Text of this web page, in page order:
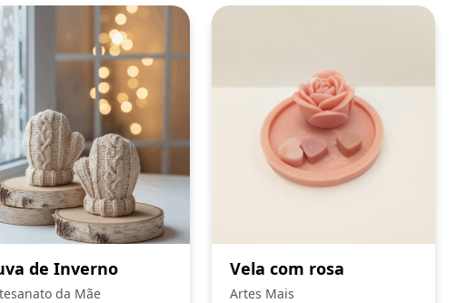
de Inverno
da Mãe
Vela com rosa
Artes Mais